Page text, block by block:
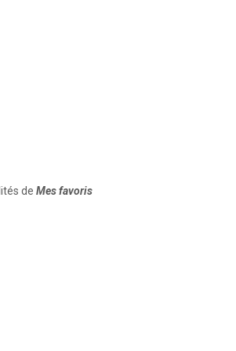
de Mes favoris